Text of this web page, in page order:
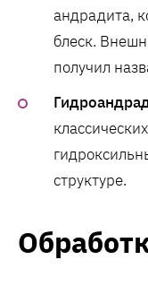
андрадита,
блеск.
получил
структуре.